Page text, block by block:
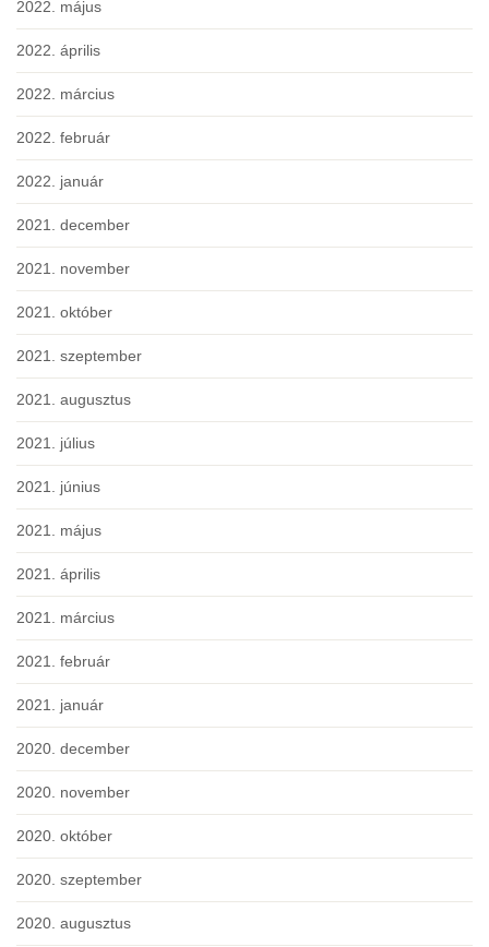
2022. május
2022. április
2022. március
2022. február
2022. január
2021. december
2021. november
2021. október
2021. szeptember
2021. augusztus
2021. július
2021. június
2021. május
2021. április
2021. március
2021. február
2021. január
2020. december
2020. november
2020. október
2020. szeptember
2020. augusztus